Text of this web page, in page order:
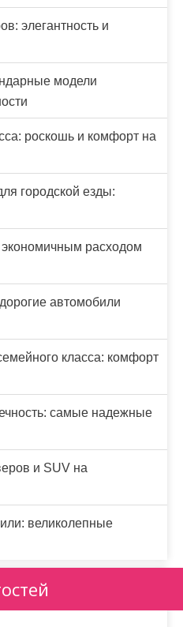
элегантность и
модели
роскошь и комфорт на
городской езды:
расходом
автомобили
класса: комфорт
самые надежные
и SUV на
великолепные